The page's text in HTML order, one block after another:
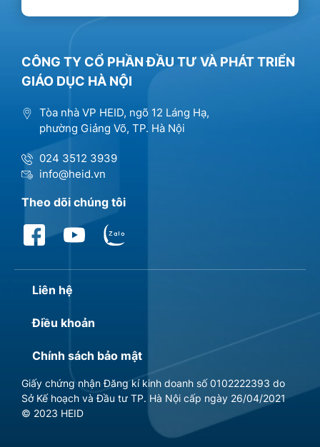
CÔNG TY CỔ PHẦN ĐẦU TƯ VÀ PHÁT TRIỂN
GIÁO DỤC HÀ NỘI
Tòa nhà VP HEID, ngõ 12 Láng Hạ,
phường Giảng Võ, TP. Hà Nội
024 3512 3939
info@heid.vn
Theo dõi chúng tôi
Liên hệ
Điều khoản
Chính sách bảo mật
Giấy chứng nhận Đăng kí kinh doanh số 0102222393 do
Sở Kế hoạch và Đầu tư TP. Hà Nội cấp ngày 26/04/2021
© 2023 HEID